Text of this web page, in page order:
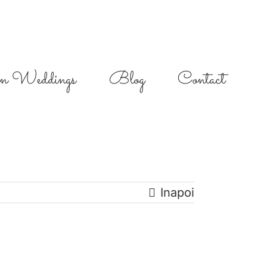
Weddings Blog Contact
Inapoi